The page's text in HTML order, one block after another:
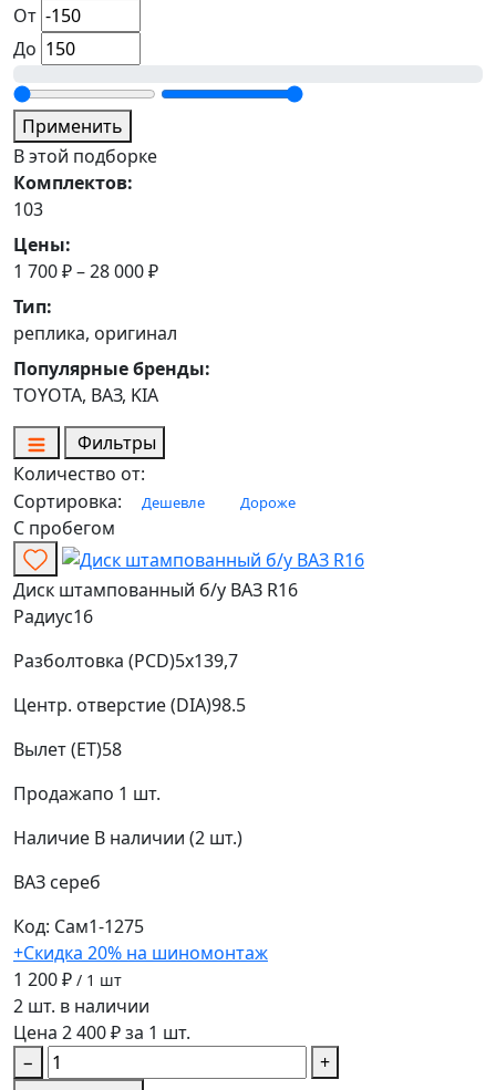
От
До
Применить
В этой подборке
Комплектов:
103
Цены:
1 700 ₽ – 28 000 ₽
Тип:
реплика, оригинал
Популярные бренды:
TOYOTA, ВАЗ, KIA
Фильтры
Количество от:
Сортировка:
Дешевле Дороже
С пробегом
Диск штампованный б/у ВАЗ R16
Радиус16
Разболтовка (PCD)5x139,7
Центр. отверстие (DIA)98.5
Вылет (ET)58
Продажапо 1 шт.
Наличие В наличии (2 шт.)
ВАЗ сереб
Код: Сам1-1275
+Скидка 20% на шиномонтаж
1 200 ₽ / 1 шт
2 шт. в наличии
Цена 2 400 ₽ за 1 шт.
−
+